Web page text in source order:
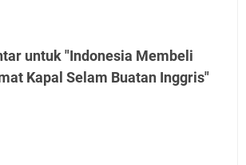
untuk "Indonesia Membeli
Kapal Selam Buatan Inggris"